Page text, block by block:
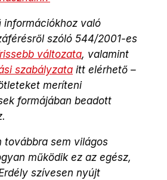
információkhoz való
szóló 544/2001-es
változata, valamint
szabályzata itt elérhető –
meríteni
formájában beadott
továbbra sem világos
működik ez az egész,
szívesen nyújt